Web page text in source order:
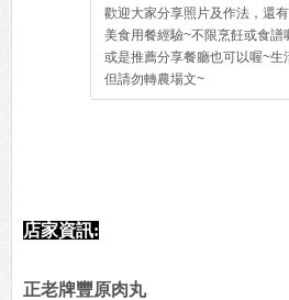
歡迎大家分享照片及作法，還
美食用餐經驗~不限烹飪或食譜
或是推薦分享餐廳也可以喔~生
但請勿轉農場文~
店家資訊:
正老牌豐原肉丸